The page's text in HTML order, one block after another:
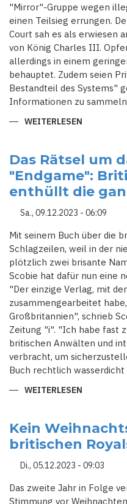
"Mirror"-Gruppe wegen
einen Teilsieg errungen.
Court sah es als erwiesen
von König Charles III.
allerdings in einem
behauptet. Zudem seien
Bestandteil des Systems"
Informationen zu
WEITERLESEN
TEILSIEG
IN
GEGEN
VERLAG
Das Rätsel um
"Endgame":
enthüllt die
Sa., 09.12.2023 - 06:09
Mit seinem Buch über die
Schlagzeilen, weil in der
plötzlich zwei brisante
Scobie hat dafür nun eine
"Der einzige Verlag, mit
zusammengearbeitet
Großbritannien", schrieb
Zeitung "i". "Ich habe fast
britischen Anwälten und
verbracht, um
Buch rechtlich wasserdicht
WEITERLESEN
DAS
ROYAL-
BUCH
AUTOR
DIE
GANZE
WAHRHEIT
Kein
britischen
Di., 05.12.2023 - 09:03
Das zweite Jahr in Folge
Stimmung vor